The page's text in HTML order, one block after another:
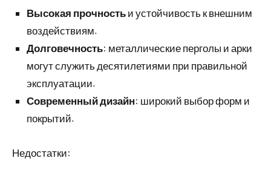
Высокая прочность и устойчивость к внешним
воздействиям.
Долговечность: металлические перголы и арки
могут служить десятилетиями при правильной
эксплуатации.
Современный дизайн: широкий выбор форм и
покрытий.
Недостатки: